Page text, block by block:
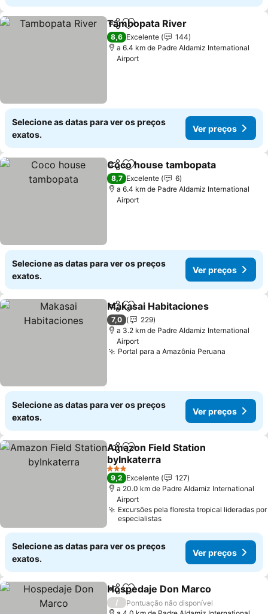
PartilharAdicionar aos favoritos
Tambopata River
8,6 Excelente
144
a 6.4 km de Padre Aldamiz International
Airport
Selecione as datas para ver os preços
exatos.
Ver preços
PartilharAdicionar aos favoritos
Coco house tambopata
8,7 Excelente
6
a 6.4 km de Padre Aldamiz International
Airport
Selecione as datas para ver os preços
exatos.
Ver preços
PartilharAdicionar aos favoritos
Makasai Habitaciones
7,0
229
a 3.2 km de Padre Aldamiz International
Airport
Portal para a Amazônia Peruana
Selecione as datas para ver os preços
exatos.
Ver preços
PartilharAdicionar aos favoritos
Amazon Field Station
byInkaterra
Ver preços
3 Estrelas
9,2 Excelente
127
a 20.0 km de Padre Aldamiz International
Airport
Excursões pela floresta tropical lideradas por
especialistas
Selecione as datas para ver os preços
exatos.
Ver preços
PartilharAdicionar aos favoritos
Hospedaje Don Marco
/
Pontuação não disponível